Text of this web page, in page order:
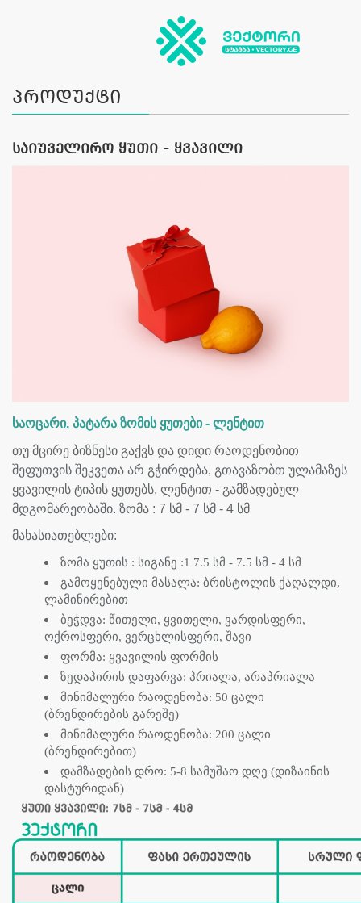
პროდუქტი
საიუველირო ყუთი - ყვავილი
საოცარი, პატარა ზომის ყუთები - ლენტით
თუ მცირე ბიზნესი გაქვს და დიდი რაოდენობით
შეფუთვის შეკვეთა არ გჭირდება, გთავაზობთ ულამაზეს
ყვავილის ტიპის ყუთებს, ლენტით - გამზადებულ
მდგომარეობაში. ზომა : 7 სმ - 7 სმ - 4 სმ
მახასიათებლები:
ზომა ყუთის : სიგანე :1 7.5 სმ - 7.5 სმ - 4 სმ
გამოყენებული მასალა: ბრისტოლის ქაღალდი,
ლამინირებით
ბეჭდვა: წითელი, ყვითელი, ვარდისფერი,
ოქროსფერი, ვერცხლისფერი, შავი
ფორმა: ყვავილის ფორმის
ზედაპირის დაფარვა: პრიალა, არაპრიალა
მინიმალური რაოდენობა: 50 ცალი
(ბრენდირების გარეშე)
მინიმალური რაოდენობა: 200 ცალი
(ბრენდირებით)
დამზადების დრო: 5-8 სამუშაო დღე (დიზაინის
დასტურიდან)